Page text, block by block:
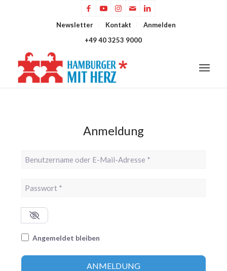
Newsletter Kontakt
Anmelden
+49 40 3253 9000
Anmeldung
Benutzername oder E-Mail-Adresse
Passwort *
Angemeldet bleiben
ANMELDUNG